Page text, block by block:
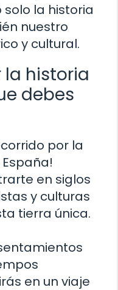
la historia
nuestro
y cultural.
la historia
debes
por la
en siglos
y culturas
tierra única.
en un viaje